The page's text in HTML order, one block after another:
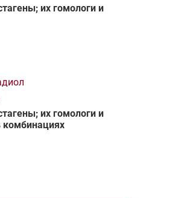
их гомологи и
их гомологи и
комбинациях